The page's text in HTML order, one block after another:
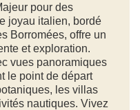
pour des
joyau italien, bordé
Borromées, offre un
et exploration.
vues panoramiques
le point de départ
les villas
nautiques. Vivez